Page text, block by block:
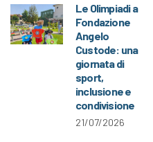
Le Olimpiadi a
Fondazione
Angelo
Custode: una
giornata di
sport,
inclusione e
condivisione
21/07/2026